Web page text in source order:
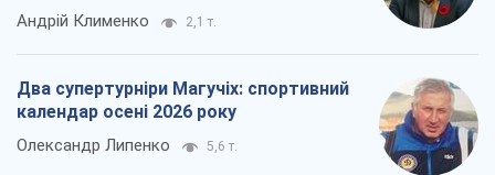
Андрій Клименко 2,1 т.
Два супертурніри Магучіх: спортивний
календар осені 2026 року
Олександр Липенко 5,6 т.